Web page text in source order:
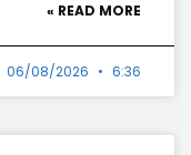
READ MORE »
06/08/2026 6:36 م